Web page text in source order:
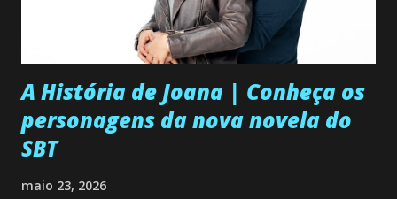
A História de Joana | Conheça os
personagens da nova novela do
SBT
maio 23, 2026